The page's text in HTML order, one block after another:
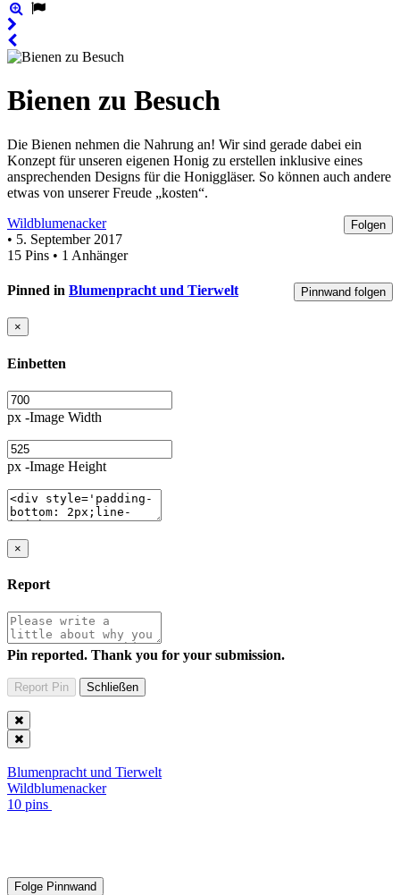
Bienen zu Besuch
Die Bienen nehmen die Nahrung an! Wir sind gerade dabei ein
Konzept für unseren eigenen Honig zu erstellen inklusive eines
ansprechenden Designs für die Honiggläser. So können auch andere
etwas von unserer Freude „kosten“.
Folgen
Wildblumenacker
• 5. September 2017
15 Pins • 1 Anhänger
Pinnwand folgen
Pinned in Blumenpracht und Tierwelt
×
Einbetten
px -Image Width
px -Image Height
×
Report
Pin reported. Thank you for your submission.
Blumenpracht und Tierwelt
Wildblumenacker
10 pins
Folge Pinnwand